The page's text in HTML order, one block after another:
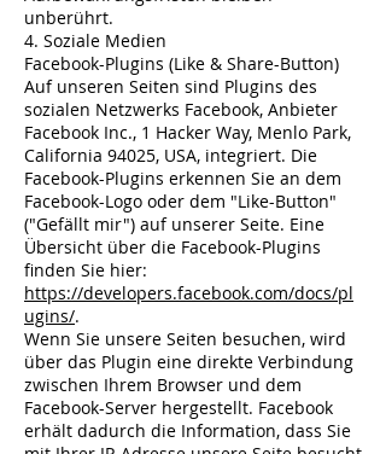
unberührt.
4. Soziale Medien
Facebook-Plugins (Like & Share-Button)
Auf unseren Seiten sind Plugins des
sozialen Netzwerks Facebook, Anbieter
Facebook Inc., 1 Hacker Way, Menlo Park,
California 94025, USA, integriert. Die
Facebook-Plugins erkennen Sie an dem
Facebook-Logo oder dem "Like-Button"
("Gefällt mir") auf unserer Seite. Eine
Übersicht über die Facebook-Plugins
finden Sie hier:
https://developers.facebook.com/docs/pl
ugins/.
Wenn Sie unsere Seiten besuchen, wird
über das Plugin eine direkte Verbindung
zwischen Ihrem Browser und dem
Facebook-Server hergestellt. Facebook
erhält dadurch die Information, dass Sie